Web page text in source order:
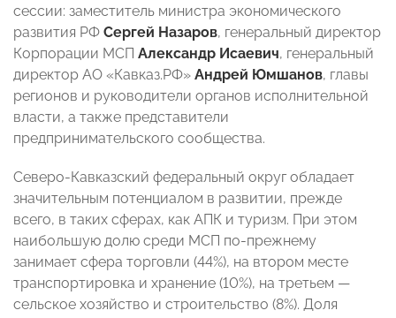
сессии: заместитель министра экономического
развития РФ Сергей Назаров, генеральный директор
Корпорации МСП Александр Исаевич, генеральный
директор АО «Кавказ.РФ» Андрей Юмшанов, главы
регионов и руководители органов исполнительной
власти, а также представители
предпринимательского сообщества.
Северо-Кавказский федеральный округ обладает
значительным потенциалом в развитии, прежде
всего, в таких сферах, как АПК и туризм. При этом
наибольшую долю среди МСП по-прежнему
занимает сфера торговли (44%), на втором месте
транспортировка и хранение (10%), на третьем —
сельское хозяйство и строительство (8%). Доля